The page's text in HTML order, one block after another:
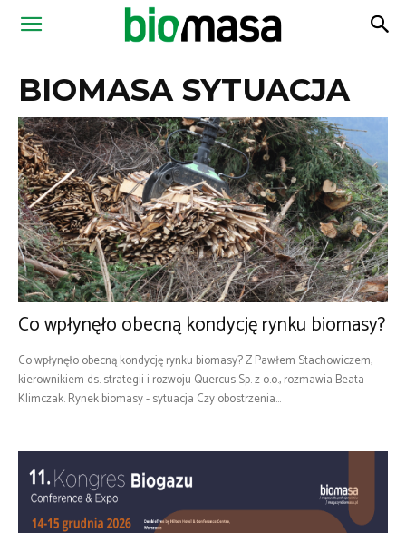
Magazyn
BIOMASA SYTUACJA
Co wpłynęło obecną kondycję rynku biomasy?
Co wpłynęło obecną kondycję rynku biomasy? Z Pawłem Stachowiczem,
kierownikiem ds. strategii i rozwoju Quercus Sp. z o.o., rozmawia Beata
Klimczak. Rynek biomasy - sytuacja Czy obostrzenia...